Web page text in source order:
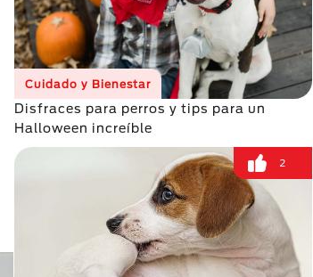
Cuidado y Bienestar
Disfraces para perros y tips para un
Halloween increíble
2